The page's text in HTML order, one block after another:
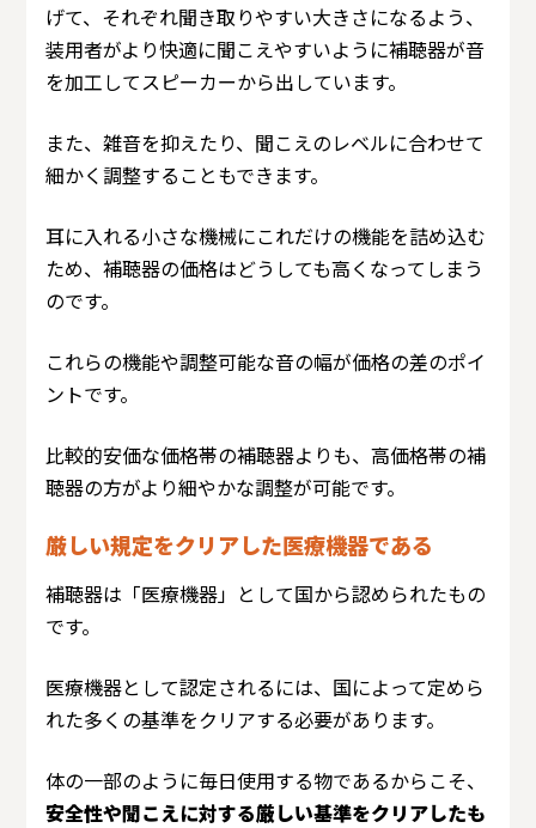
げて、それぞれ聞き取りやすい大きさになるよう、
装用者がより快適に聞こえやすいように補聴器が音
を加工してスピーカーから出しています。
また、雑音を抑えたり、聞こえのレベルに合わせて
細かく調整することもできます。
耳に入れる小さな機械にこれだけの機能を詰め込む
ため、補聴器の価格はどうしても高くなってしまう
のです。
これらの機能や調整可能な音の幅が価格の差のポイ
ントです。
比較的安価な価格帯の補聴器よりも、高価格帯の補
聴器の方がより細やかな調整が可能です。
厳しい規定をクリアした医療機器である
補聴器は「医療機器」として国から認められたもの
です。
医療機器として認定されるには、国によって定めら
れた多くの基準をクリアする必要があります。
体の一部のように毎日使用する物であるからこそ、
安全性や聞こえに対する厳しい基準をクリアしたも